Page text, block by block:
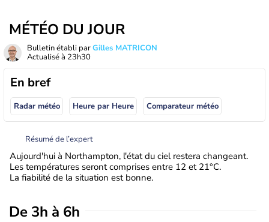
MÉTÉO DU JOUR
Bulletin établi parGilles MATRICON
Actualisé à 23h30
En bref
Radar météo Heure par Heure Comparateur météo
Résumé de l’expert
Aujourd'hui à Northampton, l'état du ciel restera changeant.
Les températures seront comprises entre 12 et 21°C.
La fiabilité de la situation est bonne.
De 3h à 6h